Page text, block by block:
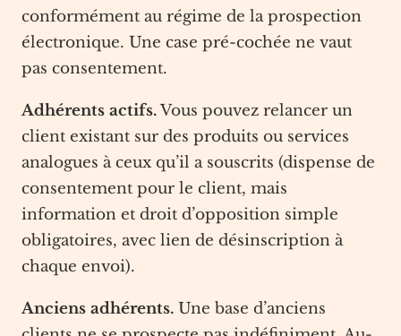
conformément au régime de la prospection
électronique. Une case pré-cochée ne vaut
pas consentement.
Adhérents actifs.Vous pouvez relancer un
client existant sur des produits ou services
analogues à ceux qu’il a souscrits (dispense de
consentement pour le client, mais
information et droit d’opposition simple
obligatoires, avec lien de désinscription à
chaque envoi).
Anciens adhérents. Une base d’anciens